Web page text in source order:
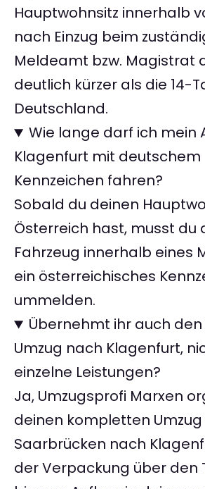
Hauptwohnsitz innerhalb
nach Einzug beim
Meldeamt bzw. Magistrat
deutlich kürzer als die 14-
Deutschland.
Wie lange darf ich mein
Klagenfurt mit deutschem
Kennzeichen fahren?
Sobald du deinen
Österreich hast, musst du
Fahrzeug innerhalb eines
ein österreichisches
ummelden.
Übernehmt ihr auch
Umzug nach Klagenfurt,
einzelne Leistungen?
Ja, Umzugsprofi Marxen
deinen kompletten Umzug
Saarbrücken nach
der Verpackung über den